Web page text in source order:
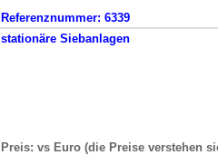
Referenznummer: 6339
stationäre Siebanlagen
Preis: vs Euro (die Preise verstehen